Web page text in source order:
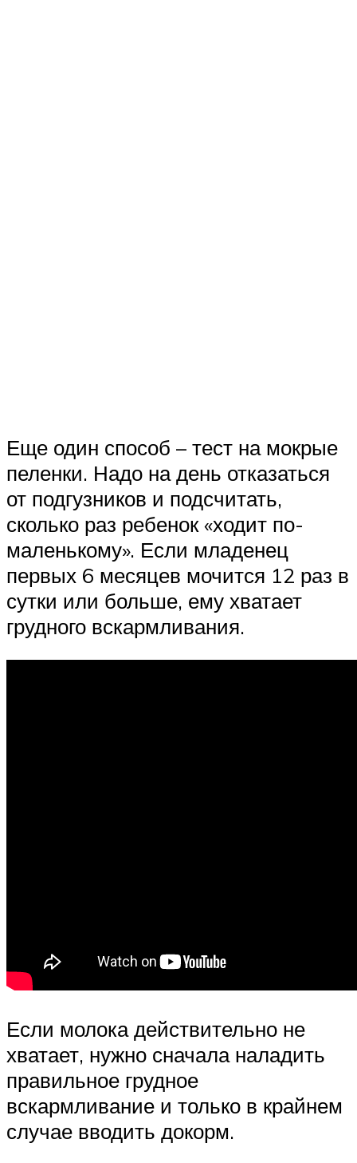
Еще один способ – тест на мокрые
пеленки. Надо на день отказаться
от подгузников и подсчитать,
сколько раз ребенок «ходит по-
маленькому». Если младенец
первых 6 месяцев мочится 12 раз в
сутки или больше, ему хватает
грудного вскармливания.
Если молока действительно не
хватает, нужно сначала наладить
правильное грудное
вскармливание и только в крайнем
случае вводить докорм.